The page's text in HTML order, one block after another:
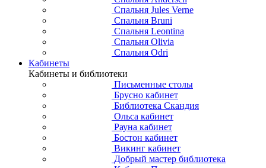
Спальня Jules Verne
Спальня Bruni
Спальня Leontina
Спальня Olivia
Спальня Odri
Кабинеты
Кабинеты и библиотеки
Письменные столы
Брусно кабинет
Библиотека Скандия
Ольса кабинет
Рауна кабинет
Бостон кабинет
Викинг кабинет
Добрый мастер библиотека